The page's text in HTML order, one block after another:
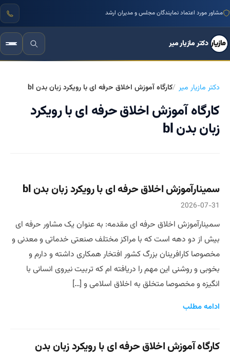
مشاور مورد اعتماد نمایندگان مجلس و مدیران ارشد
دکتر مازیار میر
دکتر مازیار میر کارگاه آموزش اخلاق حرفه ای با رویکرد زبان بدن bl
کارگاه آموزش اخلاق حرفه ای با رویکرد
زبان بدن bl
سمینارآموزش اخلاق حرفه ای با رویکرد زبان بدن bl
2026-07-31
سمینارآموزش اخلاق حرفه ای مقدمه: به عنوان یک مشاور حرفه ای
بیش از دو دهه است که با مراکز مختلف صنعتی خدماتی و معدنی و
مخصوصا کارافرینان بزرگ کشور افتخار همکاری داشته و دارم و
بخوبی و روشنی این مهم را دریافته ام که تربیت نیروی انسانی با
انگیزه و مخصوصا متخلق به اخلاق اسلامی و […]
ادامه مطلب
کارگاه آموزش اخلاق حرفه ای با رویکرد زبان بدن